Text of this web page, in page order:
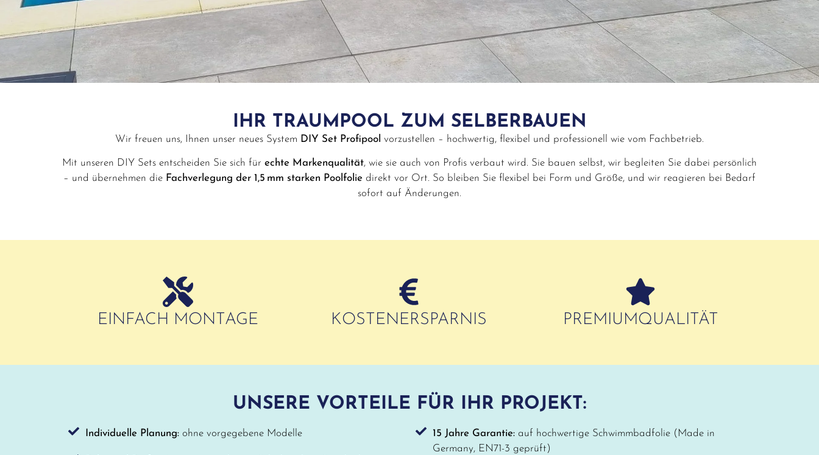
IHR TRAUMPOOL ZUM SELBERBAUEN
Wir freuen uns, Ihnen unser neues System DIY Set Profipool vorzustellen – hochwertig, flexibel und professionell wie vom Fachbetrieb.
Mit unseren DIY Sets entscheiden Sie sich für echte Markenqualität, wie sie auch von Profis verbaut wird. Sie bauen selbst, wir begleiten Sie dabei persönlich
– und übernehmen die Fachverlegung der 1,5 mm starken Poolfolie direkt vor Ort. So bleiben Sie flexibel bei Form und Größe, und wir reagieren bei Bedarf
sofort auf Änderungen.
EINFACH MONTAGE KOSTENERSPARNIS PREMIUMQUALITÄT
UNSERE VORTEILE FÜR IHR PROJEKT:
Individuelle Planung:ohne vorgegebene Modelle 15 Jahre Garantie: auf hochwertige Schwimmbadfolie (Made in
Germany, EN71-3 geprüft)